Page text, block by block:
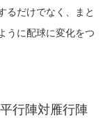
るだけでなく、まと
うに配球に変化をつ
行陣対雁行陣